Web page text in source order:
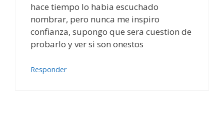
hace tiempo lo habia escuchado
nombrar, pero nunca me inspiro
confianza, supongo que sera cuestion de
probarlo y ver si son onestos
Responder